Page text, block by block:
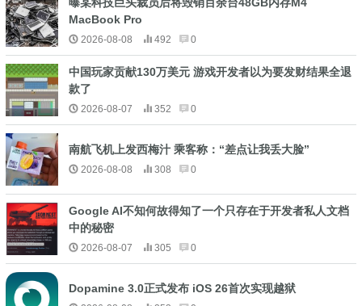
MacBook Pro
2026-08-08 492 0
中国玩家贡献130万美元 游戏开发者以为要发财结果全退
款了
2026-08-07 352 0
南航飞机上发西梅汁 乘客称：“差点让我丢大脸”
2026-08-08 308 0
Google AI不知何故得知了一个只存在于开发者私人文档
中的秘密
2026-08-07 305 0
Dopamine 3.0正式发布 iOS 26首次实现越狱